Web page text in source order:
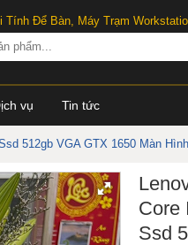
Tính Để Bàn, Máy Trạm
vụ Tin tức
512gb VGA GTX 1650 Màn
Core
Ssd